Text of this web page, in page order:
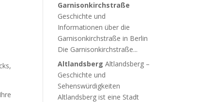
Garnisonkirchstraße
Geschichte und
Informationen über die
Garnisonkirchstraße in Berlin
Die Garnisonkirchstraße...
Altlandsberg Altlandsberg –
Geschichte und
Sehenswürdigkeiten
Altlandsberg ist eine Stadt